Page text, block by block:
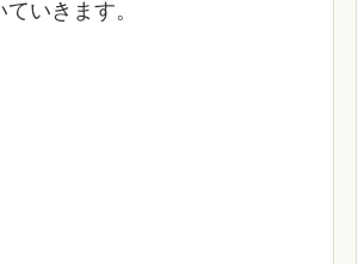
いきます。